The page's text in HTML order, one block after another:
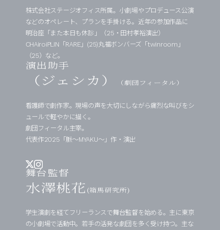
株式会社ステージオフィス所属。⼩劇場やプロデュース公演
などのオペレート、プランを⼿掛ける。近年の参加作品に
明治座「また本⽇も休診」（25・⽥村孝裕演出）
CHAiroiPLIN「RARE」(25)丸福ボンバーズ「twinroom」
（25）など。
演出助手
（ジェシカ） （劇団フィータル）
看護師で劇作家。現場の声を大切にしながら痛烈な叫びをシ
ュールで軽やかに描く。
劇団フィータル主宰。
代表作2025「脈〜MYAKU〜」作・演出
舞台監督
水澤桃花 (箱馬研究所)
学生演劇を経てフリーランスで舞台監督を始める。主に東京
の小劇場で活動中。若手の活発な劇団を多く受け持つ。主な